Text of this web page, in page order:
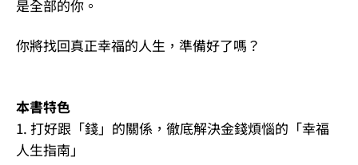
是全部的你。
你將找回真正幸福的人生，準備好了嗎？
本書特色
1. 打好跟「錢」的關係，徹底解決金錢煩惱的「幸福
人生指南」